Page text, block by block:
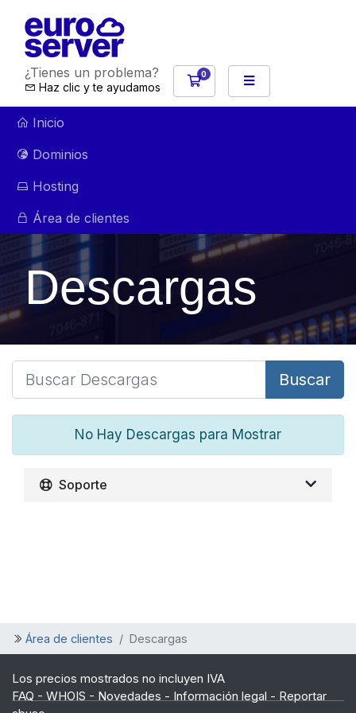
¿Tienes un problema?
Haz clic y te ayudamos
0
Carro de Pedidos
Inicio
Dominios
Hosting
Área de clientes
Descargas
Buscar
No Hay Descargas para Mostrar
Soporte
Área de clientes Descargas
Los precios mostrados no incluyen IVA
FAQ - WHOIS - Novedades - Información legal - Reportar